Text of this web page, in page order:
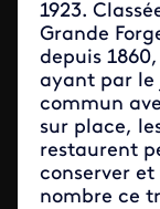
1923.
Grande
depuis
ayant par le
commun
sur place,
restaurent
conserver
nombre ce